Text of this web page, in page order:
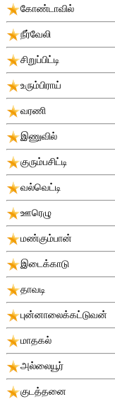
கோண்டாவில்
நீர்வேலி
சிறுப்பிட்டி
உரும்பிராய்
வரணி
இணுவில்
குரும்பசிட்டி
வல்வெட்டி
ஊரெழு
மண்கும்பான்
இடைக்காடு
தாவடி
புன்னாலைக்கட்டுவன்
மாதகல்
அல்லையூர்
குடத்தனை